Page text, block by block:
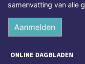
samenvatting van alle
Aanmelden
ONLINE DAGBLADEN